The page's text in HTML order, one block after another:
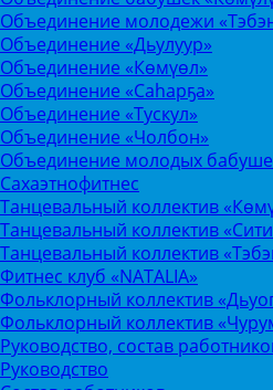
Объединение молодежи
Объединение «Дьулуур»
Объединение «Көмүөл»
Объединение «Саhарҕа»
Объединение «Тускул»
Объединение «Чолбон»
Объединение молодых
Сахаэтнофитнес
Танцевальный коллектив
Танцевальный коллектив
Танцевальный коллектив
Фитнес клуб «NATALIA»
Фольклорный коллектив
Фольклорный коллектив
Руководство, состав
Руководство